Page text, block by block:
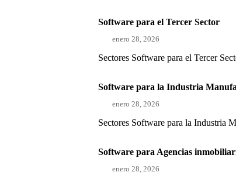
Software para el Tercer Sector
enero 28, 2026
Sectores Software para el Tercer
Software para la Industria
enero 28, 2026
Sectores Software para la Industria
Software para Agencias
enero 28, 2026